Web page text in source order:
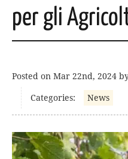
per gli
Posted on Mar 22nd, 2024
Categories: News